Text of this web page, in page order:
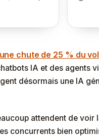
chute de 25 % du
IA et des agents
désormais une IA
attendent de voir
concurrents bien